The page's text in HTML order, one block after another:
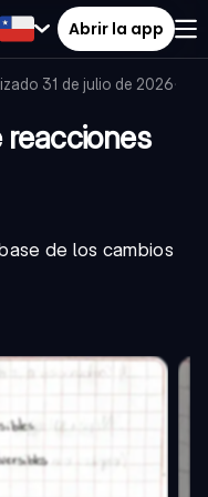
Abrir la app
31 de julio de 2026·
de los cambios